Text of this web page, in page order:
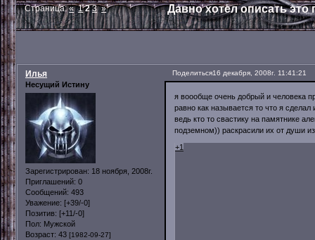
Давно хотел описать это
Страница:« 1 2 3 »
Поделиться16 декабря, 2008г. 11:41:21
Илья
Несущий Истину
Зарегистрирован: 18 ноября, 2008г.
Приглашений: 0
Сообщений: 493
Уважение: [+39/-0]
Позитив: [+11/-0]
Пол: Мужской
Возраст: 43 [1982-09-27]
я воообще очень добрый и человека
равно как называется то что я
ведь кто то свастику на памятнике
подземном)) раскрасили их от души
+1